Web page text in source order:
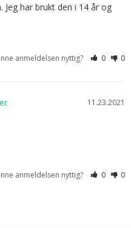
Jeg har brukt den i 14 år og
anmeldelsen nyttig? 0 0
11.23.2021
anmeldelsen nyttig? 0 0